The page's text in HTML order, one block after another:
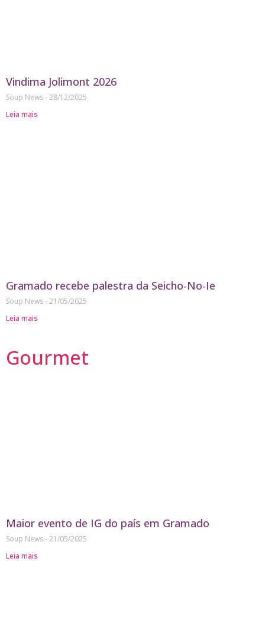
Vindima Jolimont 2026
Soup News 28/12/2025
Leia mais
Gramado recebe palestra da Seicho-No-Ie
Soup News 21/05/2025
Leia mais
Gourmet
Maior evento de IG do país em Gramado
Soup News 21/05/2025
Leia mais